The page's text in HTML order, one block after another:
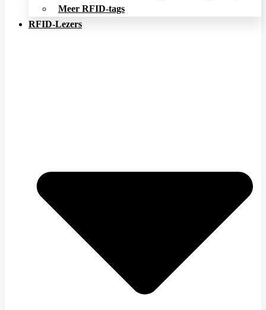
Meer RFID-tags
RFID-Lezers